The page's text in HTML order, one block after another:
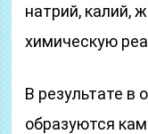
натрий, калий,
химическую
В результате в
образуются